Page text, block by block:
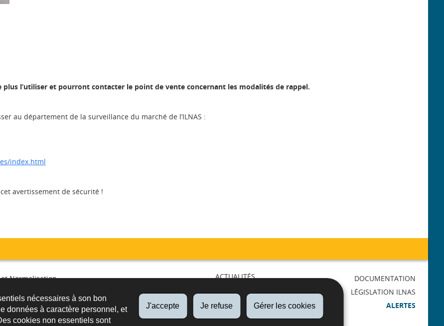
nécessaires à son bon
données à caractère personnel, et
cookies non essentiels sont
J'accepte Je refuse Gérer les cookies
l’utiliser et pourront contacter le point de vente concernant les modalités de rappel.
au département de la surveillance du marché de l’ILNAS :
index.html
avertissement de sécurité !
Normalisation
ACTUALITÉS
FORMATIONS
PUBLICATIONS
DOCUMENTATION
LÉGISLATION ILNAS
ALERTES